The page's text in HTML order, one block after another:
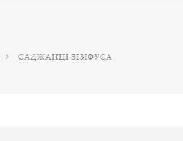
САДЖАНЦІ ЗІЗІФУСА